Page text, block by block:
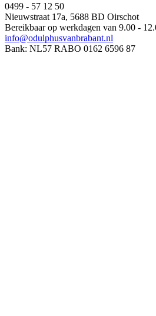
0499 - 57 12 50
Nieuwstraat 17a, 5688 BD Oirschot
Bereikbaar op werkdagen van 9.00 -
info@odulphusvanbrabant.nl
Bank: NL57 RABO 0162 6596 87